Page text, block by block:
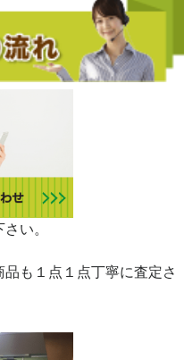
い。
も１点１点丁寧に査定さ